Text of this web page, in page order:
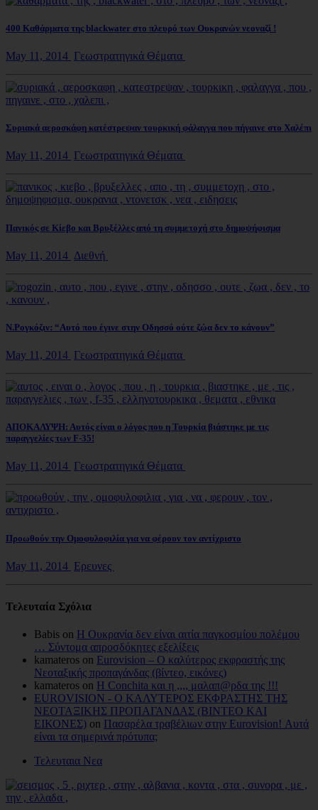
400 Καθάρματα της blackwater στο πλευρό των Ουκρανών νεοναζί !
May 11, 2014 Γεωστρατηγικά Θέματα
Συριακά αεροσκάφη κατέστρεψαν τουρκική φάλαγγα που πήγαινε στο Χαλέπι
May 11, 2014 Γεωστρατηγικά Θέματα
Πανικός σε Κίεβο και Βρυξέλλες από τη συμμετοχή στο δημοψήφισμα
May 11, 2014 Διεθνή
N.Ρογκόζιν: “Αυτό που έγινε στην Οδησσό ούτε ζώα δεν το κάνουν”
May 11, 2014 Γεωστρατηγικά Θέματα
ΑΠΟΚΑΛΥΨΗ: Αυτός είναι ο λόγος που η Τουρκία βιάστηκε με τις
παραγγελίες των F-35!
May 11, 2014 Γεωστρατηγικά Θέματα
Προωθούν την Ομοφυλοφιλία για να φέρουν τον αντίχριστο
May 11, 2014 Ερευνες
Τελευταία Σχόλια
Babis on Η Ουκρανία δεν είναι αιτία παγκοσμίου πολέμου
… Σύντομα απροσδόκητες εξελίξεις
kamateros on Eurovision – Ο καλύτερος εκφραστής της
Νεοταξικής προπαγάνδας (βίντεο, εικόνες)
kamateros on Η Conchita και η ,,,, μαλαπ@ρδα της !!!
EUROVISION - Ο ΚΑΛΥΤΕΡΟΣ ΕΚΦΡΑΣΤΗΣ ΤΗΣ
ΝΕΟΤΑΞΙΚΗΣ ΠΡΟΠΑΓΑΝΔΑΣ (ΒΙΝΤΕΟ ΚΑΙ
ΕΙΚΟΝΕΣ) on Πασαρέλα τραβέλιων στην Eurovision! Αυτά
είναι τα σημερινά πρότυπα;
Τελευταια Νεα